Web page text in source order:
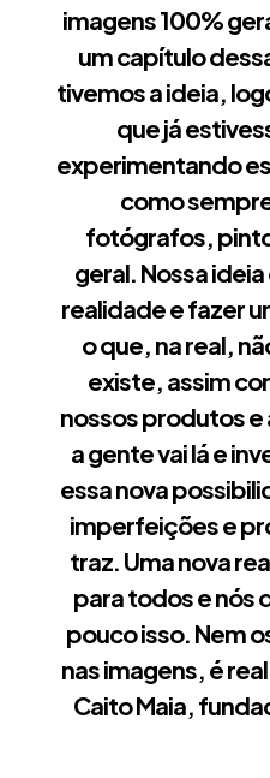
imagens 100%
um capítulo
tivemos a ideia,
que já
experimentando
como
fotógrafos,
geral. Nossa
realidade e fazer
o que, na real,
existe, assim
nossos produtos e
a gente vai lá e
essa nova
imperfeições e
traz. Uma nova
para todos e nós
pouco isso. Nem
nas imagens, é
Caito Maia,